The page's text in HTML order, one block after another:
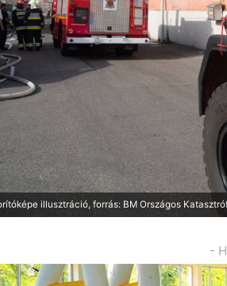
illusztráció, forrás: BM Országos
-